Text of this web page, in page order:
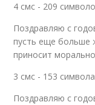
4 смс - 209
Поздравляю с
пусть еще больше
приносит
3 смс - 153 символа
Поздравляю с